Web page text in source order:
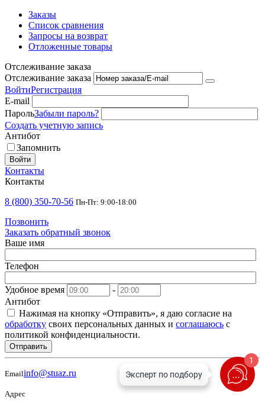
Заказы
Список сравнения
Запросы на возврат
Отложенные товары
Отслеживание заказа
Отслеживание заказа
ВойтиРегистрация
E-mail
ПарольЗабыли пароль?
Создать учетную запись
Антибот
Запомнить
Войти
Контакты
Контакты
8 (800) 350-70-56 Пн-Пт: 9:00-18:00
Позвонить
Заказать обратный звонок
Ваше имя
Телефон
Удобное время
-
Антибот
Нажимая на кнопку «Отправить», я даю согласие на
обработку своих персональных данных и соглашаюсь с
политикой конфиденциальности.
Отправить
Emailinfo@stuaz.ru
Адрес
1